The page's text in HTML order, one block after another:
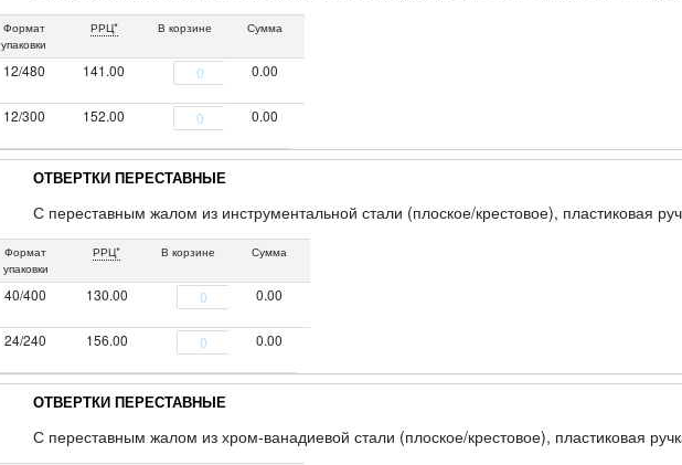
Формат
упаковки
РРЦ* В корзине Сумма
12/480 141.00 0.00
12/300 152.00 0.00
ОТВЕРТКИ ПЕРЕСТАВНЫЕ
С переставным жалом из инструментальной стали (плоское/крестовое), пластиковая
Формат
упаковки
РРЦ* В корзине Сумма
40/400 130.00 0.00
24/240 156.00 0.00
ОТВЕРТКИ ПЕРЕСТАВНЫЕ
С переставным жалом из хром-ванадиевой стали (плоское/крестовое), пластиковая